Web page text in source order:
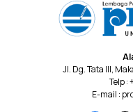
Jl. Dg. Tata III,
Telp :
E-mail :